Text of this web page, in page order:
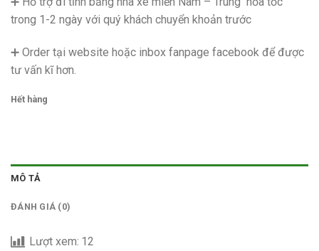
trong 1-2 ngày với quý khách chuyển khoản trước
➕ Order tại website hoặc inbox fanpage facebook để được
tư vấn kĩ hơn.
Hết hàng
MÔ TẢ
ĐÁNH GIÁ (0)
Lượt xem: 12